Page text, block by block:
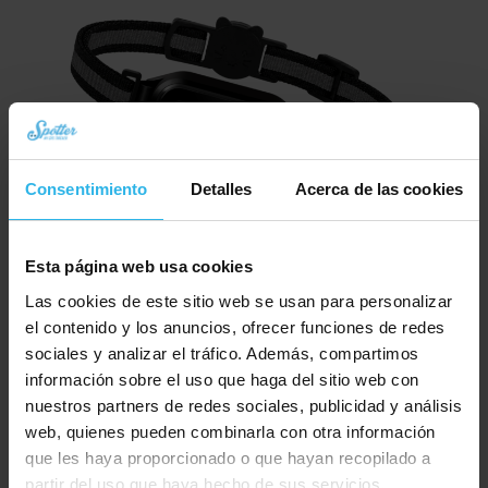
Consentimiento Detalles Acerca de las cookies
Esta página web usa cookies
Las cookies de este sitio web se usan para personalizar
el contenido y los anuncios, ofrecer funciones de redes
sociales y analizar el tráfico. Además, compartimos
información sobre el uso que haga del sitio web con
nuestros partners de redes sociales, publicidad y análisis
web, quienes pueden combinarla con otra información
que les haya proporcionado o que hayan recopilado a
partir del uso que haya hecho de sus servicios.
89,95
El
precio
original
era:
€ 89,95.
79,94
precio
actual
es:
€ 79,94.
Pedir ahora